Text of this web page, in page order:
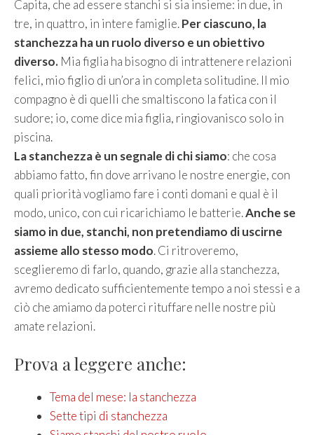
Capita, che ad essere stanchi si sia insieme: in due, in
tre, in quattro, in intere famiglie.Per ciascuno, la
stanchezza ha un ruolo diverso e un obiettivo
diverso. Mia figlia ha bisogno di intrattenere relazioni
felici, mio figlio di un’ora in completa solitudine. Il mio
compagno è di quelli che smaltiscono la fatica con il
sudore; io, come dice mia figlia, ringiovanisco solo in
piscina.
La stanchezza è un segnale di chi siamo: che cosa
abbiamo fatto, fin dove arrivano le nostre energie, con
quali priorità vogliamo fare i conti domani e qual è il
modo, unico, con cui ricarichiamo le batterie.Anche se
siamo in due, stanchi, non pretendiamo di uscirne
assieme allo stesso modo. Ci ritroveremo,
sceglieremo di farlo, quando, grazie alla stanchezza,
avremo dedicato sufficientemente tempo a noi stessi e a
ciò che amiamo da poterci rituffare nelle nostre più
amate relazioni.
Prova a leggere anche:
Tema del mese: la stanchezza
Sette tipi di stanchezza